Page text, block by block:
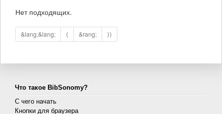
Нет подходящих.
&lang;&lang; ⟨ &rang; ⟩⟩
Что такое BibSonomy?
С чего начать
Кнопки для браузера